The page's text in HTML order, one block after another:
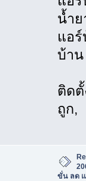
น้ำย
แอร์
บ้า
ติด
ถูก,
ขั่น ลด